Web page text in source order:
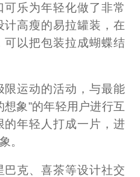
乐为年轻化做了非常
高瘦的易拉罐装，在
以把包装拉成蝴蝶结
运动的活动，与最能
象”的年轻用户进行互
年轻人打成一片，进
。
克、喜茶等设计社交